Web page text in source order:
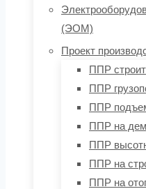
(ЭОМ)
Проект
ППР
ППР
ППР
ППР на
ППР
ППР на
ППР на